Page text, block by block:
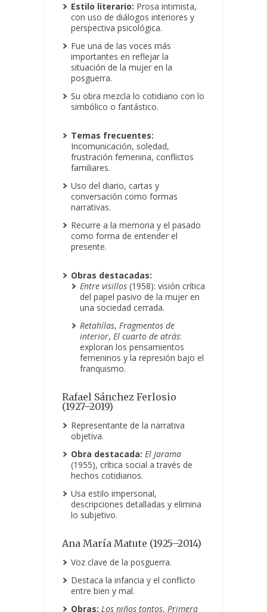
Estilo literario: Prosa intimista,
con uso de diálogos interiores y
perspectiva psicológica.
Fue una de las voces más
importantes en reflejar la
situación de la mujer en la
posguerra.
Su obra mezcla lo cotidiano con lo
simbólico o fantástico.
Temas frecuentes:
Incomunicación, soledad,
frustración femenina, conflictos
familiares.
Uso del diario, cartas y
conversación como formas
narrativas.
Recurre a la memoria y el pasado
como forma de entender el
presente.
Obras destacadas:
Entre visillos (1958): visión crítica
del papel pasivo de la mujer en
una sociedad cerrada.
Retahílas, Fragmentos de
interior, El cuarto de atrás:
exploran los pensamientos
femeninos y la represión bajo el
franquismo.
Rafael Sánchez Ferlosio
(1927–2019)
Representante de la narrativa
objetiva.
Obra destacada: El Jarama
(1955), crítica social a través de
hechos cotidianos.
Usa estilo impersonal,
descripciones detalladas y elimina
lo subjetivo.
Ana María Matute (1925–2014)
Voz clave de la posguerra.
Destaca la infancia y el conflicto
entre bien y mal.
Obras: Los niños tontos, Primera